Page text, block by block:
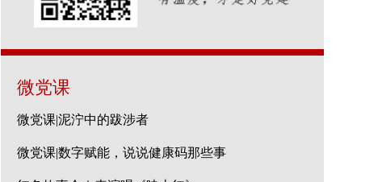
微党课
微党课|泥泞中的跋涉者
微党课|数字赋能，说说健康码那些事